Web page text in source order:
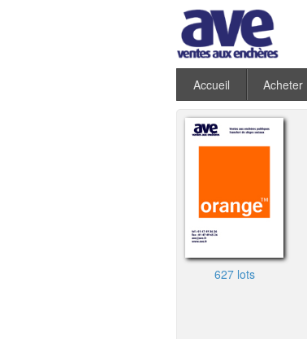
Accueil Acheter
627 lots